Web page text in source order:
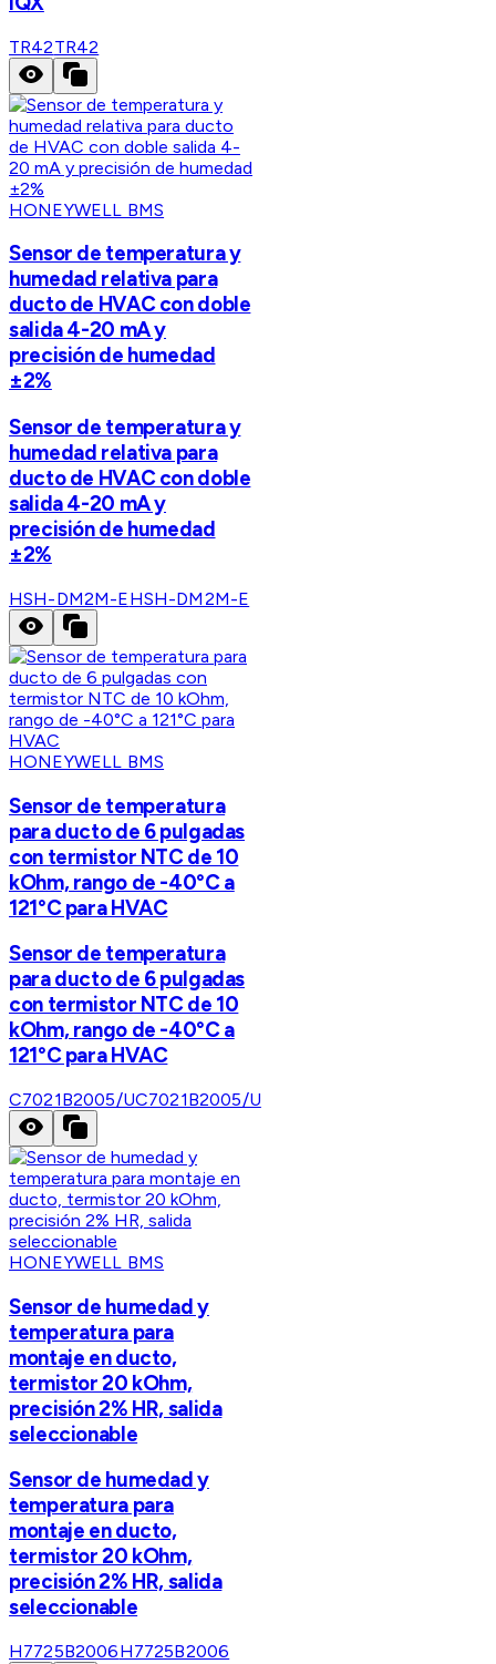
TR42TR42
HONEYWELL BMS
Sensor de temperatura y
humedad relativa para
ducto de HVAC con doble
salida 4-20 mA y
precisión de humedad
±2%
Sensor de temperatura y
humedad relativa para
ducto de HVAC con doble
salida 4-20 mA y
precisión de humedad
±2%
HSH-DM2M-EHSH-DM2M-E
HONEYWELL BMS
Sensor de temperatura
para ducto de 6 pulgadas
con termistor NTC de 10
kOhm, rango de -40°C a
121°C para HVAC
Sensor de temperatura
para ducto de 6 pulgadas
con termistor NTC de 10
kOhm, rango de -40°C a
121°C para HVAC
C7021B2005/UC7021B2005/U
HONEYWELL BMS
Sensor de humedad y
temperatura para
montaje en ducto,
termistor 20 kOhm,
precisión 2% HR, salida
seleccionable
Sensor de humedad y
temperatura para
montaje en ducto,
termistor 20 kOhm,
precisión 2% HR, salida
seleccionable
H7725B2006H7725B2006